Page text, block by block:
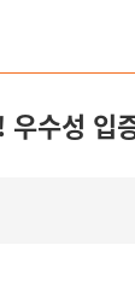
수성 입